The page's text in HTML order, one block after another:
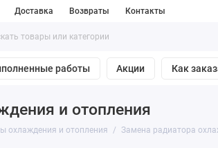
Доставка Возвраты Контакты
работы Акции Как
и отопления
охлаждения и отопления Замена радиатора